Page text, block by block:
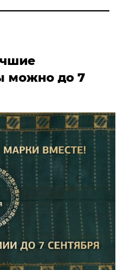
можно до 7